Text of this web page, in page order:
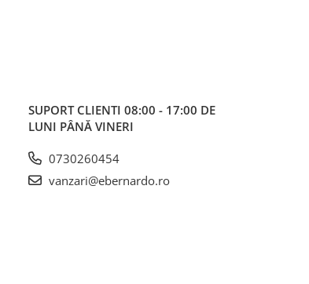
SUPORT CLIENTI 08:00 - 17:00 DE
LUNI PÂNĂ VINERI
0730260454
vanzari@ebernardo.ro